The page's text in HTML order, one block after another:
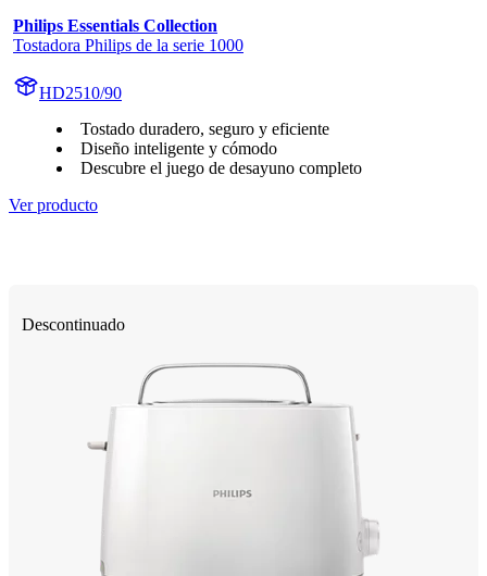
Philips Essentials Collection
Tostadora Philips de la serie 1000
HD2510/90
Tostado duradero, seguro y eficiente
Diseño inteligente y cómodo
Descubre el juego de desayuno completo
Ver producto
Descontinuado